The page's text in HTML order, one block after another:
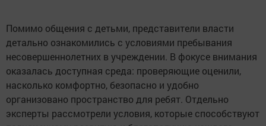
Помимо общения с детьми, представители власти
детально ознакомились с условиями пребывания
несовершеннолетних в учреждении. В фокусе внимания
оказалась доступная среда: проверяющие оценили,
насколько комфортно, безопасно и удобно
организовано пространство для ребят. Отдельно
эксперты рассмотрели условия, которые способствуют